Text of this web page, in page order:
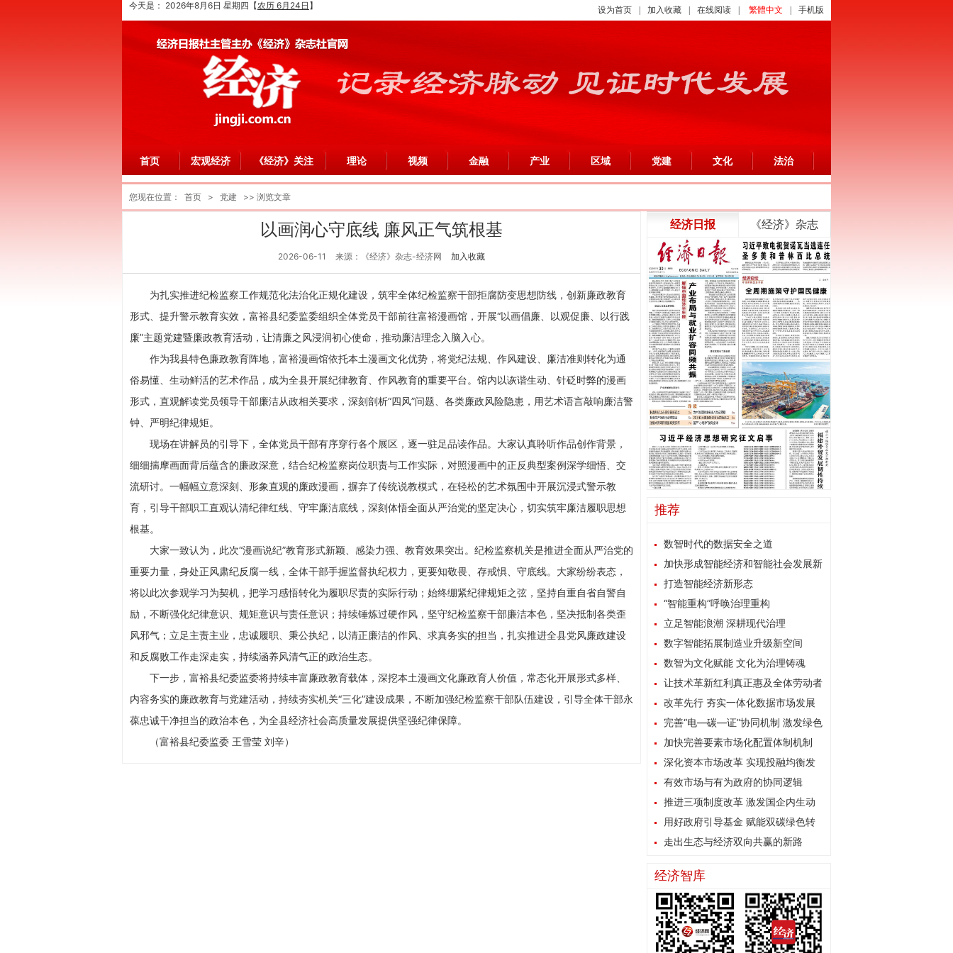
今天是： 2026年8月6日 星期四 【农历 6月24日 】 设为首页 加入收藏 在线阅读 繁體中文 手机版
首页 宏观经济 《经济》关注 理论 视频 金融 产业 区域 党建 文化 法治
您现在位置： 首页 > 党建 >> 浏览文章
以画润心守底线 廉风正气筑根基
2026-06-11 来源：《经济》杂志-经济网 加入收藏
为扎实推进纪检监察工作规范化法治化正规化建设，筑牢全体纪检监察干部拒腐防变思想防线，创新廉政教育
形式、提升警示教育实效，富裕县纪委监委组织全体党员干部前往富裕漫画馆，开展“以画倡廉、以观促廉、以行践
廉”主题党建暨廉政教育活动，让清廉之风浸润初心使命，推动廉洁理念入脑入心。
作为我县特色廉政教育阵地，富裕漫画馆依托本土漫画文化优势，将党纪法规、作风建设、廉洁准则转化为通
俗易懂、生动鲜活的艺术作品，成为全县开展纪律教育、作风教育的重要平台。馆内以诙谐生动、针砭时弊的漫画
形式，直观解读党员领导干部廉洁从政相关要求，深刻剖析“四风”问题、各类廉政风险隐患，用艺术语言敲响廉洁警
钟、严明纪律规矩。
现场在讲解员的引导下，全体党员干部有序穿行各个展区，逐一驻足品读作品。大家认真聆听作品创作背景，
细细揣摩画面背后蕴含的廉政深意，结合纪检监察岗位职责与工作实际，对照漫画中的正反典型案例深学细悟、交
流研讨。一幅幅立意深刻、形象直观的廉政漫画，摒弃了传统说教模式，在轻松的艺术氛围中开展沉浸式警示教
育，引导干部职工直观认清纪律红线、守牢廉洁底线，深刻体悟全面从严治党的坚定决心，切实筑牢廉洁履职思想
根基。
大家一致认为，此次“漫画说纪”教育形式新颖、感染力强、教育效果突出。纪检监察机关是推进全面从严治党的
重要力量，身处正风肃纪反腐一线，全体干部手握监督执纪权力，更要知敬畏、存戒惧、守底线。大家纷纷表态，
将以此次参观学习为契机，把学习感悟转化为履职尽责的实际行动；始终绷紧纪律规矩之弦，坚持自重自省自警自
励，不断强化纪律意识、规矩意识与责任意识；持续锤炼过硬作风，坚守纪检监察干部廉洁本色，坚决抵制各类歪
风邪气；立足主责主业，忠诚履职、秉公执纪，以清正廉洁的作风、求真务实的担当，扎实推进全县党风廉政建设
和反腐败工作走深走实，持续涵养风清气正的政治生态。
下一步，富裕县纪委监委将持续丰富廉政教育载体，深挖本土漫画文化廉政育人价值，常态化开展形式多样、
内容务实的廉政教育与党建活动，持续夯实机关“三化”建设成果，不断加强纪检监察干部队伍建设，引导全体干部永
葆忠诚干净担当的政治本色，为全县经济社会高质量发展提供坚强纪律保障。
（富裕县纪委监委 王雪莹 刘辛）
经济日报 《经济》杂志
推荐
数智时代的数据安全之道
加快形成智能经济和智能社会发展新
格局打造智能经济新形态
“智能重构”呼唤治理重构
立足智能浪潮 深耕现代治理
数字智能拓展制造业升级新空间
数智为文化赋能 文化为治理铸魂
让技术革新红利真正惠及全体劳动者
改革先行 夯实一体化数据市场发展
根基完善“电—碳—证”协同机制 激发绿色
能源消费内生动力
加快完善要素市场化配置体制机制
深化资本市场改革 实现投融均衡发
展有效市场与有为政府的协同逻辑
推进三项制度改革 激发国企内生动
力 用好政府引导基金 赋能双碳绿色转
型 走出生态与经济双向共赢的新路
经济智库